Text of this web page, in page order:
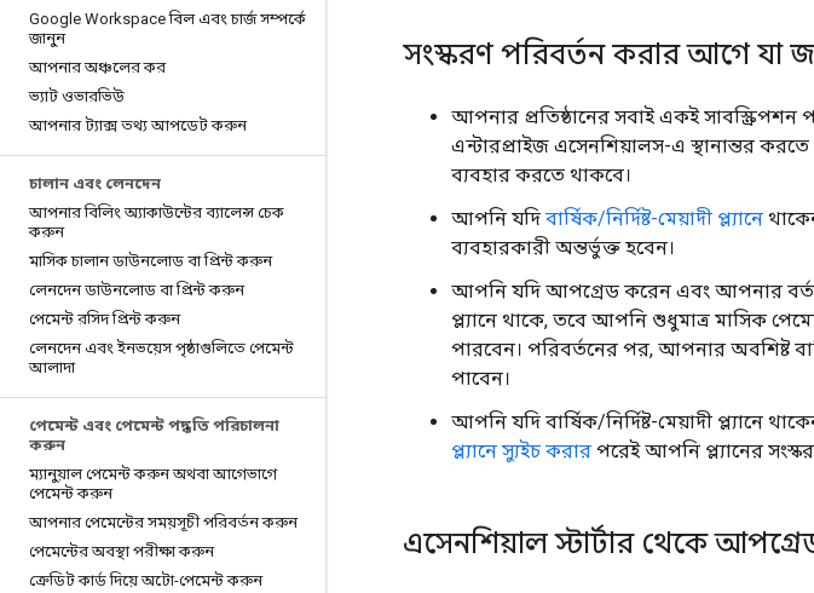
Google Workspace বিল এবং চার্জ সম্পর্কে
জানুন
আপনার অঞ্চলের কর
ভ্যাট ওভারভিউ
আপনার ট্যাক্স তথ্য আপডেট করুন
চালান এবং লেনদেন
আপনার বিলিং অ্যাকাউন্টের ব্যালেন্স চেক
করুন
মাসিক চালান ডাউনলোড বা প্রিন্ট করুন
লেনদেন ডাউনলোড বা প্রিন্ট করুন
পেমেন্ট রসিদ প্রিন্ট করুন
লেনদেন এবং ইনভয়েস পৃষ্ঠাগুলিতে পেমেন্ট
আলাদা
পেমেন্ট এবং পেমেন্ট পদ্ধতি পরিচালনা
করুন
ম্যানুয়াল পেমেন্ট করুন অথবা আগেভাগে
পেমেন্ট করুন
আপনার পেমেন্টের সময়সূচী পরিবর্তন করুন
পেমেন্টের অবস্থা পরীক্ষা করুন
ক্রেডিট কার্ড দিয়ে অটো-পেমেন্ট করুন
সংস্করণ পরিবর্তন করার আগে যা
আপনার প্রতিষ্ঠানের সবাই একই
এন্টারপ্রাইজ এসেনশিয়ালস-এ স্থানান্তর
ব্যবহার করতে থাকবে।
আপনি যদি বার্ষিক/নির্দিষ্ট-মেয়াদী প্ল্যানে
ব্যবহারকারী অন্তর্ভুক্ত হবেন।
আপনি যদি আপগ্রেড করেন এবং আপনার বর্তমান
প্ল্যানে থাকে, তবে আপনি শুধুমাত্র মাসিক
পারবেন। পরিবর্তনের পর, আপনার অবশিষ্ট
পাবেন।
আপনি যদি বার্ষিক/নির্দিষ্ট-মেয়াদী প্ল্যানে
প্ল্যানে স্যুইচ করার পরেই আপনি প্ল্যানের
এসেনশিয়াল স্টার্টার থেকে